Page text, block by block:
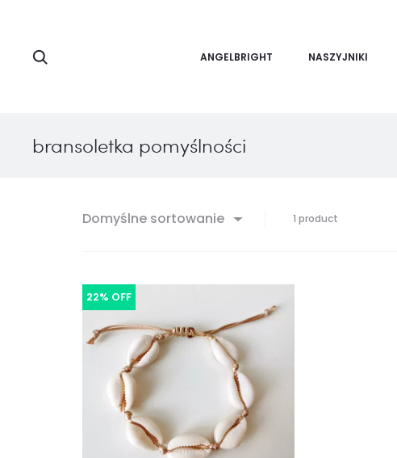
ANGELBRIGHT NASZYJNIKI
bransoletka pomyślności
Domyślne sortowanie 1 product
22% OFF